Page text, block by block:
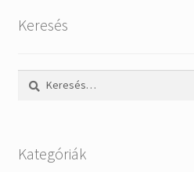
Keresés
Kategóriák